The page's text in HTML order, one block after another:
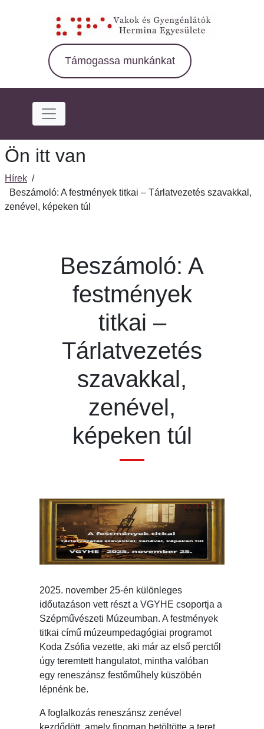
Támogassa munkánkat
Ön itt van
Hírek /
Beszámoló: A festmények titkai – Tárlatvezetés szavakkal,
zenével, képeken túl
Beszámoló: A
festmények
titkai –
Tárlatvezetés
szavakkal,
zenével,
képeken túl
2025. november 25-én különleges
időutazáson vett részt a VGYHE csoportja a
Szépművészeti Múzeumban. A festmények
titkai című múzeumpedagógiai programot
Koda Zsófia vezette, aki már az első perctől
úgy teremtett hangulatot, mintha valóban
egy reneszánsz festőműhely küszöbén
lépnénk be.
A foglalkozás reneszánsz zenével